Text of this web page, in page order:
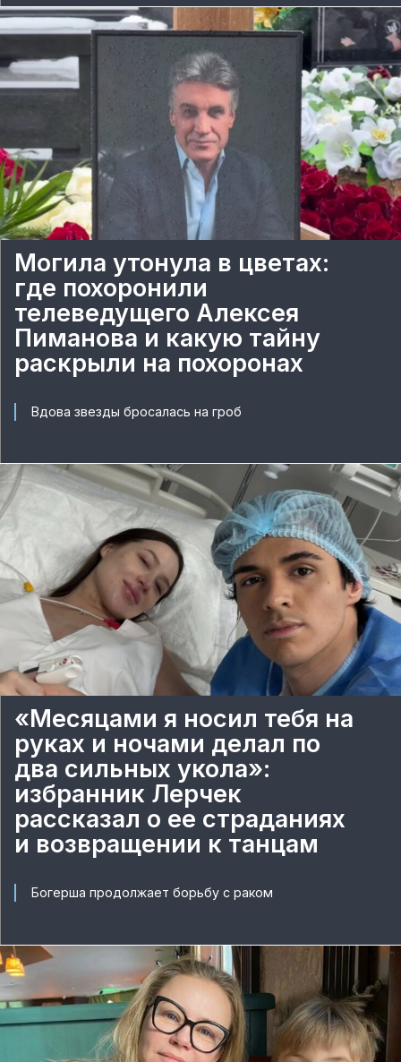
Могила утонула в цветах:
где похоронили
телеведущего Алексея
Пиманова и какую тайну
раскрыли на похоронах
Вдова звезды бросалась на гроб
«Месяцами я носил тебя на
руках и ночами делал по
два сильных укола»:
избранник Лерчек
рассказал о ее страданиях
и возвращении к танцам
Богерша продолжает борьбу с раком